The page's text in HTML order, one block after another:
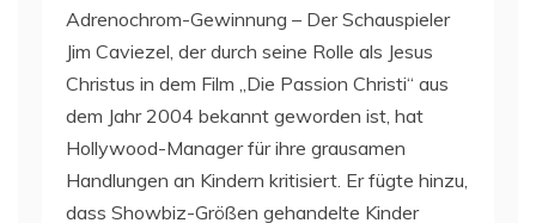
Adrenochrom-Gewinnung – Der Schauspieler
Jim Caviezel, der durch seine Rolle als Jesus
Christus in dem Film „Die Passion Christi“ aus
dem Jahr 2004 bekannt geworden ist, hat
Hollywood-Manager für ihre grausamen
Handlungen an Kindern kritisiert. Er fügte hinzu,
dass Showbiz-Größen gehandelte Kinder